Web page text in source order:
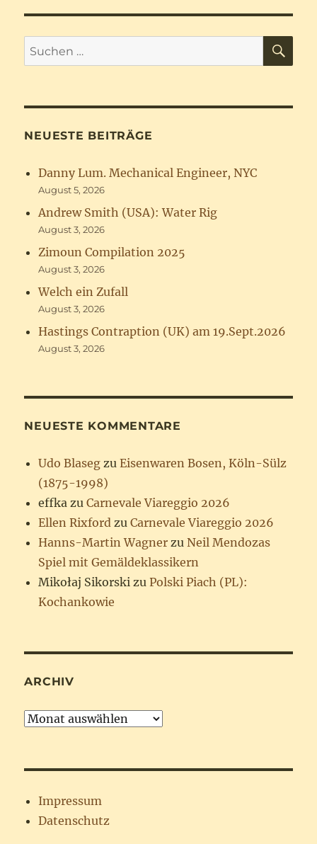
Suchen
nach:
NEUESTE BEITRÄGE
Danny Lum. Mechanical Engineer, NYC
August 5, 2026
Andrew Smith (USA): Water Rig
August 3, 2026
Zimoun Compilation 2025
August 3, 2026
Welch ein Zufall
August 3, 2026
Hastings Contraption (UK) am 19.Sept.2026
August 3, 2026
NEUESTE KOMMENTARE
Udo Blaseg zuEisenwaren Bosen, Köln-Sülz
(1875-1998)
effka zuCarnevale Viareggio 2026
Ellen Rixford zuCarnevale Viareggio 2026
Hanns-Martin Wagner zuNeil Mendozas
Spiel mit Gemäldeklassikern
Mikołaj Sikorski zuPolski Piach (PL):
Kochankowie
ARCHIV
Archiv
Impressum
Datenschutz